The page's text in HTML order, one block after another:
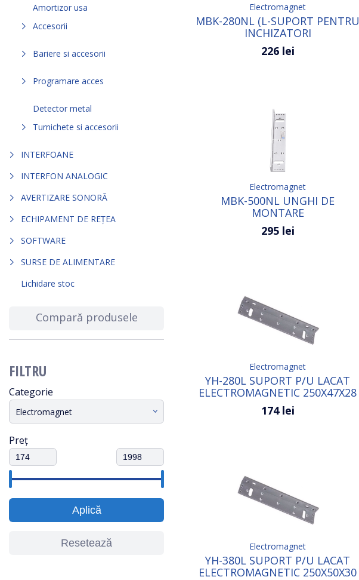
Amortizor usa
Accesorii
Bariere si accesorii
Programare acces
Detector metal
Turnichete si accesorii
INTERFOANE
INTERFON ANALOGIC
AVERTIZARE SONORĂ
ECHIPAMENT DE REȚEA
SOFTWARE
SURSE DE ALIMENTARE
Lichidare stoc
Compară produsele
FILTRU
Categorie
Electromagnet
Preț
Aplică
Resetează
Electromagnet
MBK-280NL (L-SUPORT PENTRU
INCHIZATORI
ELECTROMAGNETICE)
226 lei
Electromagnet
MBK-500NL UNGHI DE
MONTARE
295 lei
Electromagnet
YH-280L SUPORT P/U LACAT
ELECTROMAGNETIC 250Х47Х28
174 lei
Electromagnet
YH-380L SUPORT P/U LACAT
ELECTROMAGNETIC 250Х50Х30